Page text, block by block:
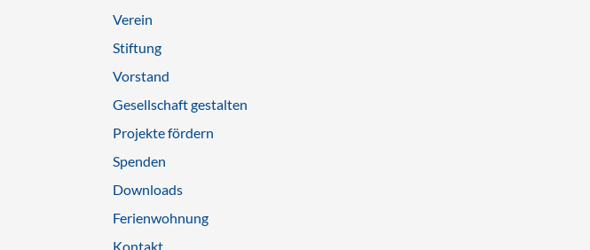
Verein
Stiftung
Vorstand
Gesellschaft gestalten
Projekte fördern
Spenden
Downloads
Ferienwohnung
Kontakt